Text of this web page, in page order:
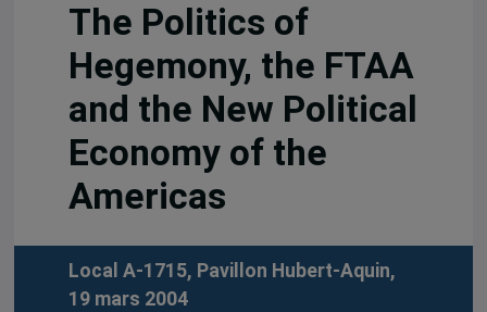
The Politics of
Hegemony, the FTAA
and the New Political
Economy of the
Americas
Local A-1715, Pavillon Hubert-Aquin,
19 mars 2004